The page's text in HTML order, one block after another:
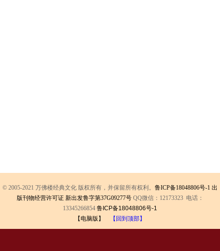
© 2005-2021 万佛楼经典文化 版权所有，并保留所有权利。 鲁ICP备18048806号-1 出
版刊物经营许可证 新出发鲁字第37G09277号 QQ微信：12173323 电话：
13345266854 鲁ICP备18048806号-1
【电脑版】
【回到顶部】